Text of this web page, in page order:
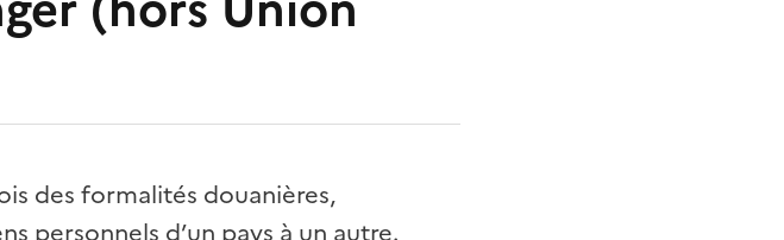
des formalités douanières,
personnels d’un pays à un autre.